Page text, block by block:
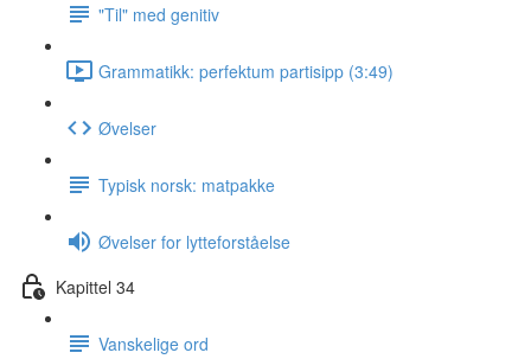
"Til" med genitiv
Grammatikk: perfektum partisipp (3:49)
Øvelser
Typisk norsk: matpakke
Øvelser for lytteforståelse
Kapittel 34
Vanskelige ord